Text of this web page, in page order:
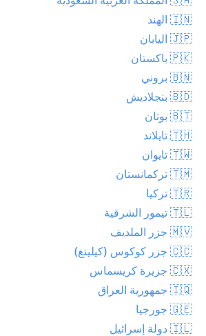
🇮🇳 الهند
🇯🇵 اليابان
🇵🇰 باكستان
🇧🇳 بروني
🇧🇩 بنجلاديش
🇧🇹 بوتان
🇹🇭 تايلاند
🇹🇼 تايوان
🇹🇲 تركمانستان
🇹🇷 تركيا
🇹🇱 تيمور الشرقية
🇲🇻 جزر الملديف
🇨🇨 جزر كوكوس (كيلينغ)
🇨🇽 جزيرة كريسماس
🇮🇶 جمهورية العراق
🇬🇪 جورجيا
🇮🇱 دولة إسرائيل